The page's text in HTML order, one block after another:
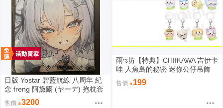
日版 Yostar 碧藍航線 八周年 紀
念 freng 阿黛爾 (ヤーデ) 抱枕套
售價 3200
雨ಌ坊【特典】CHIIKAWA 吉伊卡
哇 人魚島的秘密 迷你公仔吊飾
（吉伊、小八、烏薩奇、小桃、
栗子、師傅、古本、獅薩）
售價 199